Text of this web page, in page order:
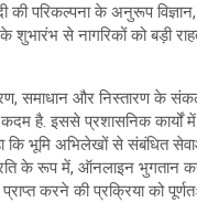
की परिकल्पना के अनुरूप
के शुभारंभ से नागरिकों को
समाधान और निस्तारण के
है. इससे प्रशासनिक कार्यों
कि भूमि अभिलेखों से संबंधित
के रूप में, ऑनलाइन भुगतान
करने की प्रक्रिया को